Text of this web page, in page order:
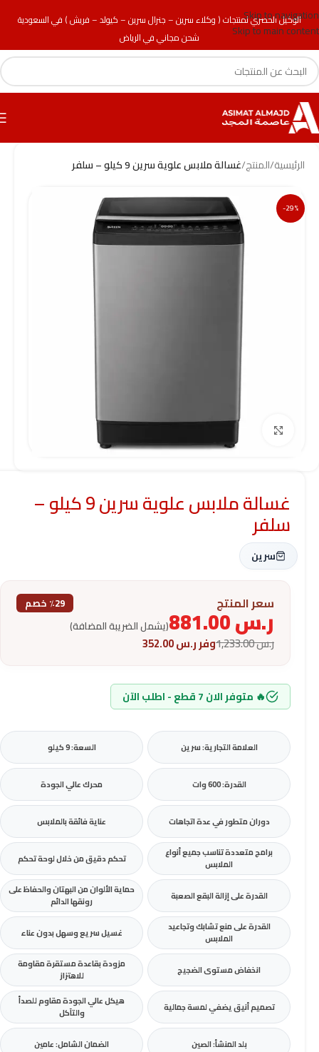
الوكيل الحصري لمنتجات ( وكلاء سرين – جنرال سرين – كيولد – فريش ) في السعودية
شحن مجاني في الرياض
Skip to navigation
Skip to main content
الرئيسية/المنتج/غسالة ملابس علوية سرين 9 كيلو – سلفر
-29%
Click to enlarge
غسالة ملابس علوية سرين 9 كيلو –
سلفر
سرين
سعر المنتج ٪29 خصم
ر.س (يشمل الضريبة المضافة)
ر.س1,233.00 وفرر.س
🔥 متوفر الان 7 قطع - اطلب الآن
العلامة التجارية: سرين السعة: 9 كيلو
القدرة: 600 وات محرك عالي الجودة
دوران متطور في عدة اتجاهات عناية فائقة بالملابس
برامج متعددة تناسب جميع أنواع
الملابس
تحكم دقيق من خلال لوحة تحكم
القدرة على إزالة البقع الصعبة
حماية الألوان من البهتان والحفاظ على
رونقها الدائم
القدرة على منع تشابك وتجاعيد
الملابس
غسيل سريع وسهل بدون عناء
انخفاض مستوى الضجيج
مزودة بقاعدة مستقرة مقاومة
للاهتزاز
تصميم أنيق يضفي لمسة جمالية
هيكل عالي الجودة مقاوم للصدأ
والتآكل
بلد المنشأ: الصين الضمان الشامل: عامين